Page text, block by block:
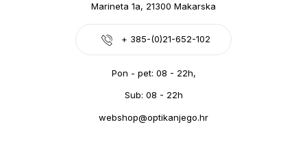
Marineta 1a, 21300 Makarska
+ 385-(0)21-652-102
Pon - pet: 08 - 22h,
Sub: 08 - 22h
webshop@optikanjego.hr